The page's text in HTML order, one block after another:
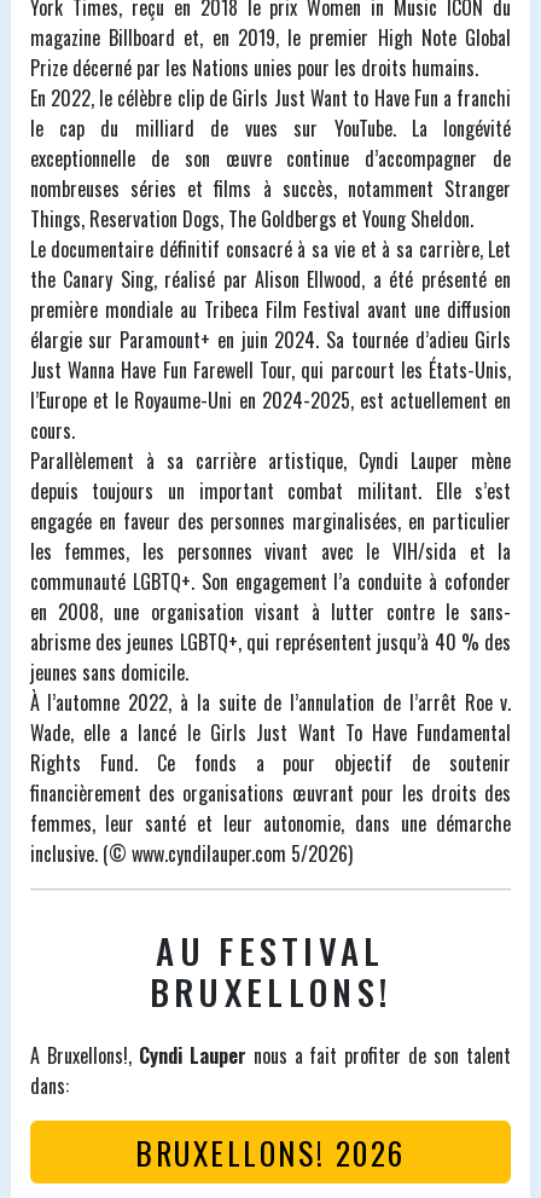
York Times, reçu en 2018 le prix Women in Music ICON du
magazine Billboard et, en 2019, le premier High Note Global
Prize décerné par les Nations unies pour les droits humains.
En 2022, le célèbre clip de Girls Just Want to Have Fun a franchi
le cap du milliard de vues sur YouTube. La longévité
exceptionnelle de son œuvre continue d’accompagner de
nombreuses séries et films à succès, notamment Stranger
Things, Reservation Dogs, The Goldbergs et Young Sheldon.
Le documentaire définitif consacré à sa vie et à sa carrière, Let
the Canary Sing, réalisé par Alison Ellwood, a été présenté en
première mondiale au Tribeca Film Festival avant une diffusion
élargie sur Paramount+ en juin 2024. Sa tournée d’adieu Girls
Just Wanna Have Fun Farewell Tour, qui parcourt les États-Unis,
l’Europe et le Royaume-Uni en 2024-2025, est actuellement en
cours.
Parallèlement à sa carrière artistique, Cyndi Lauper mène
depuis toujours un important combat militant. Elle s’est
engagée en faveur des personnes marginalisées, en particulier
les femmes, les personnes vivant avec le VIH/sida et la
communauté LGBTQ+. Son engagement l’a conduite à cofonder
en 2008, une organisation visant à lutter contre le sans-
abrisme des jeunes LGBTQ+, qui représentent jusqu’à 40 % des
jeunes sans domicile.
À l’automne 2022, à la suite de l’annulation de l’arrêt Roe v.
Wade, elle a lancé le Girls Just Want To Have Fundamental
Rights Fund. Ce fonds a pour objectif de soutenir
financièrement des organisations œuvrant pour les droits des
femmes, leur santé et leur autonomie, dans une démarche
inclusive. (© www.cyndilauper.com 5/2026)
AU FESTIVAL
BRUXELLONS!
A Bruxellons!, Cyndi Lauper nous a fait profiter de son talent
dans:
BRUXELLONS! 2026